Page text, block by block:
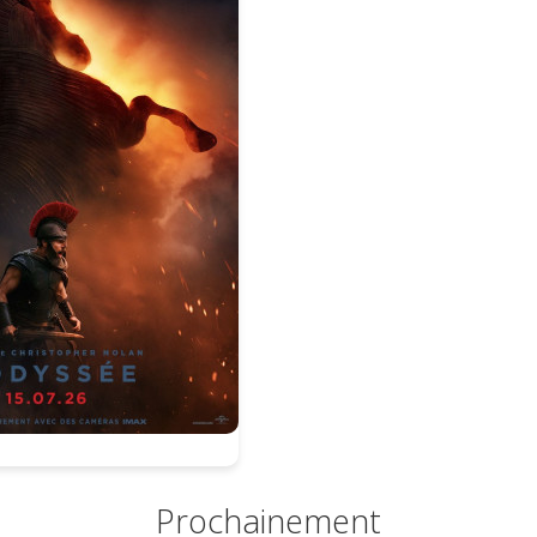
:
Prochainement